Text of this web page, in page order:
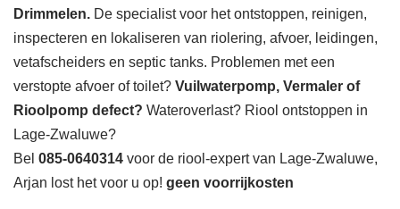
Drimmelen. De specialist voor het ontstoppen, reinigen,
inspecteren en lokaliseren van riolering, afvoer, leidingen,
vetafscheiders en septic tanks. Problemen met een
verstopte afvoer of toilet? Vuilwaterpomp, Vermaler of
Rioolpomp defect? Wateroverlast? Riool ontstoppen in
Lage-Zwaluwe?
Bel 085-0640314 voor de riool-expert van Lage-Zwaluwe,
Arjan lost het voor u op! geen voorrijkosten